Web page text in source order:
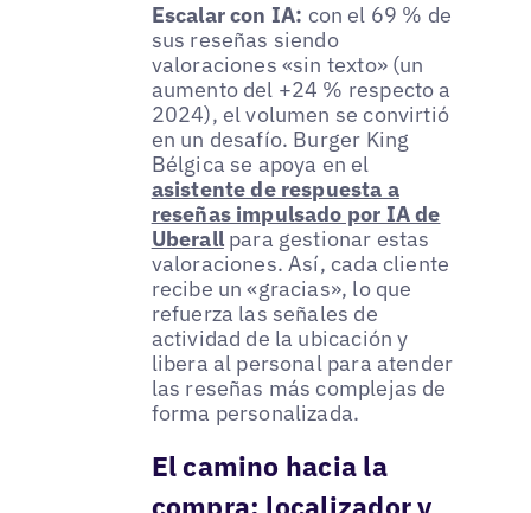
Escalar con IA: con el 69 % de
sus reseñas siendo
valoraciones «sin texto» (un
aumento del +24 % respecto a
2024), el volumen se convirtió
en un desafío. Burger King
Bélgica se apoya en el
asistente de respuesta a
reseñas impulsado por IA de
Uberallpara gestionar estas
valoraciones. Así, cada cliente
recibe un «gracias», lo que
refuerza las señales de
actividad de la ubicación y
libera al personal para atender
las reseñas más complejas de
forma personalizada.
El camino hacia la